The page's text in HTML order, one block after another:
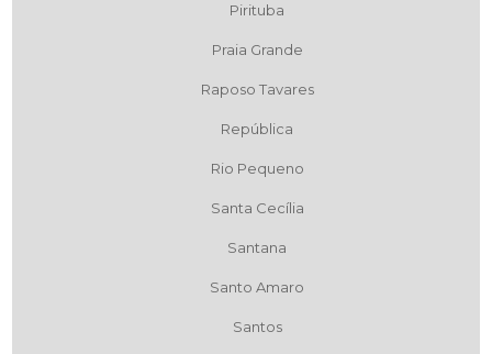
Pirituba
Praia Grande
Raposo Tavares
República
Rio Pequeno
Santa Cecília
Santana
Santo Amaro
Santos